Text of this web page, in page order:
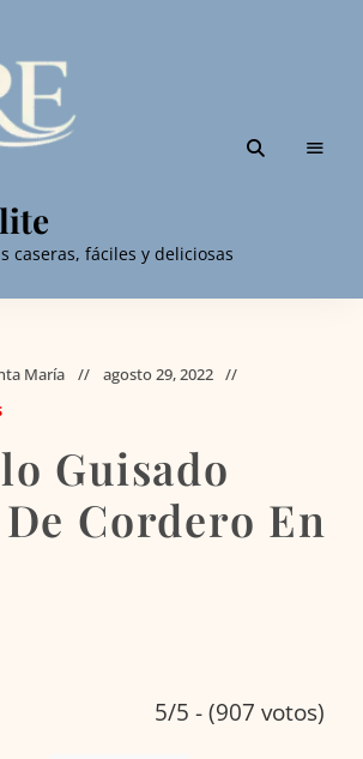
caseras, fáciles y deliciosas
María agosto 29, 2022
Guisado
Cordero En
5/5 - (907 votos)